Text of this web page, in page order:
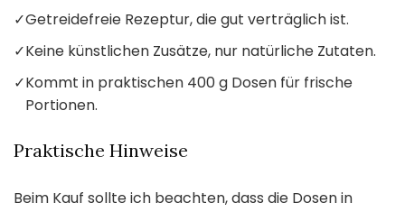
✓Getreidefreie Rezeptur, die gut verträglich ist.
✓Keine künstlichen Zusätze, nur natürliche Zutaten.
✓Kommt in praktischen 400 g Dosen für frische
Portionen.
Praktische Hinweise
Beim Kauf sollte ich beachten, dass die Dosen in